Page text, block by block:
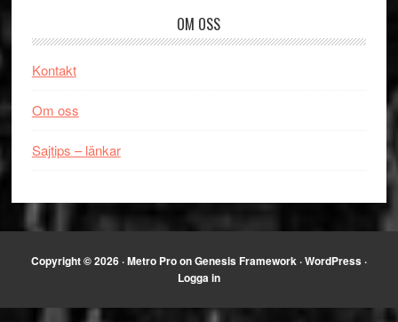
OM OSS
Kontakt
Om oss
Sajtips – länkar
Copyright © 2026 ·Metro ProonGenesis Framework ·WordPress ·
Logga in